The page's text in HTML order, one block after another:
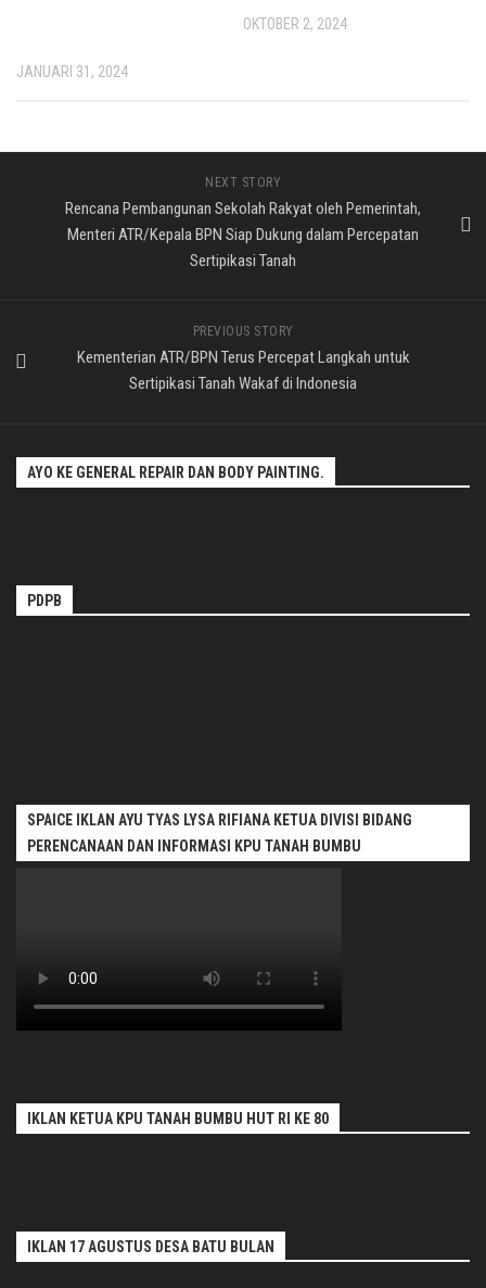
JANUARI 31, 2024
OKTOBER 2, 2024
NEXT STORY
Rencana Pembangunan Sekolah Rakyat oleh Pemerintah,
Menteri ATR/Kepala BPN Siap Dukung dalam Percepatan
Sertipikasi Tanah
PREVIOUS STORY
Kementerian ATR/BPN Terus Percepat Langkah untuk
Sertipikasi Tanah Wakaf di Indonesia
AYO KE GENERAL REPAIR DAN BODY PAINTING.
PDPB
SPAICE IKLAN AYU TYAS LYSA RIFIANA KETUA DIVISI BIDANG
PERENCANAAN DAN INFORMASI KPU TANAH BUMBU
IKLAN KETUA KPU TANAH BUMBU HUT RI KE 80
IKLAN 17 AGUSTUS DESA BATU BULAN